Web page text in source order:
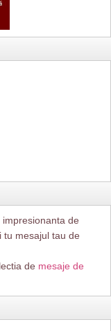
de
tu mesajul tau de
de mesaje de